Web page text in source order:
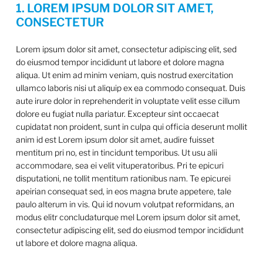
1. LOREM IPSUM DOLOR SIT AMET,
CONSECTETUR
Lorem ipsum dolor sit amet, consectetur adipiscing elit, sed
do eiusmod tempor incididunt ut labore et dolore magna
aliqua. Ut enim ad minim veniam, quis nostrud exercitation
ullamco laboris nisi ut aliquip ex ea commodo consequat. Duis
aute irure dolor in reprehenderit in voluptate velit esse cillum
dolore eu fugiat nulla pariatur. Excepteur sint occaecat
cupidatat non proident, sunt in culpa qui officia deserunt mollit
anim id est Lorem ipsum dolor sit amet, audire fuisset
mentitum pri no, est in tincidunt temporibus. Ut usu alii
accommodare, sea ei velit vituperatoribus. Pri te epicuri
disputationi, ne tollit mentitum rationibus nam. Te epicurei
apeirian consequat sed, in eos magna brute appetere, tale
paulo alterum in vis. Qui id novum volutpat reformidans, an
modus elitr concludaturque mel Lorem ipsum dolor sit amet,
consectetur adipiscing elit, sed do eiusmod tempor incididunt
ut labore et dolore magna aliqua.